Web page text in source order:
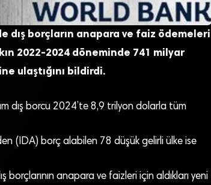
dış borçların anapara ve faiz ödemeleri
2022-2024 döneminde 741 milyar
ulaştığını bildirdi.
dış borcu 2024’te 8,9 trilyon dolarla tüm
(IDA) borç alabilen 78 düşük gelirli ülke ise
anapara ve faizleri için aldıkları yeni